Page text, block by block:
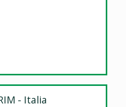
- Italia